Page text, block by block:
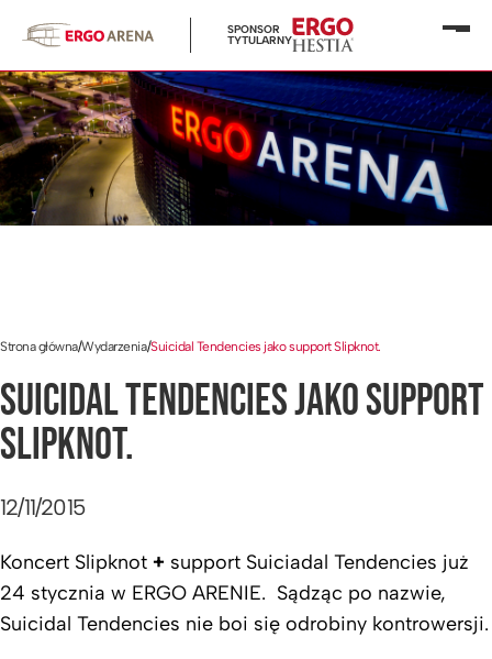
SPONSOR
TYTULARNY
Strona główna/Wydarzenia/Suicidal Tendencies jako support Slipknot.
SUICIDAL TENDENCIES JAKO SUPPORT
SLIPKNOT.
12/11/2015
Koncert Slipknot + support Suiciadal Tendencies już
24 stycznia w ERGO ARENIE. Sądząc po nazwie,
Suicidal Tendencies nie boi się odrobiny kontrowersji.